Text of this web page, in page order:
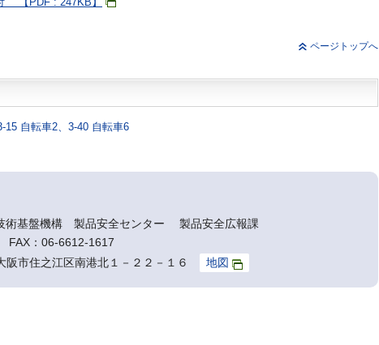
ページトップへ
15 自転車2、3-40 自転車6
術基盤機構 製品安全センター 製品安全広報課
：06-6612-1617
市住之江区南港北１－２２－１６
地図